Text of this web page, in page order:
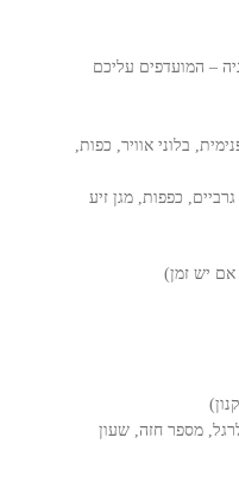
– המועדפים עליכם
בלוני אוויר, כפות,
כפפות, מגן זיע
אם יש זמן)
מספר חזה, שעון